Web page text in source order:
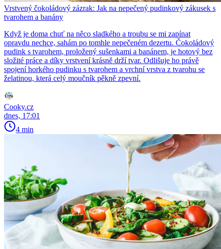
Vrstvený čokoládový zázrak: Jak na nepečený pudinkový zákusek s
tvarohem a banány
Když je doma chuť na něco sladkého a troubu se mi zapínat
opravdu nechce, sahám po tomhle nepečeném dezertu. Čokoládový
pudink s tvarohem, proložený sušenkami a banánem, je hotový bez
složité práce a díky vrstvení krásně drží tvar. Odlišuje ho právě
spojení horkého pudinku s tvarohem a vrchní vrstva z tvarohu se
želatinou, která celý moučník pěkně zpevní.
Cooky.cz
dnes, 17:01
4 min